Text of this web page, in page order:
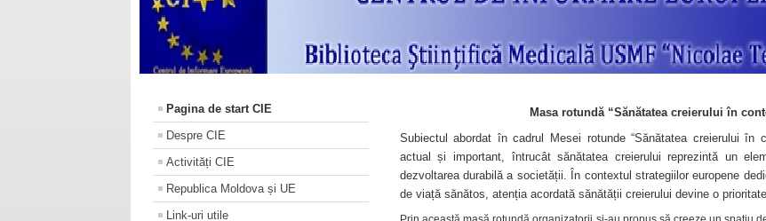
Pagina de start CIE
Despre CIE
Activități CIE
Republica Moldova și UE
Link-uri utile
Masa rotundă “Sănătatea creierului în
Subiectul abordat în cadrul Mesei rotunde “Sănătatea creierului în
actual și important, întrucât sănătatea creierului reprezintă un
dezvoltarea durabilă a societății. În contextul strategiilor europene
de viață sănătos, atenția acordată sănătății creierului devine o